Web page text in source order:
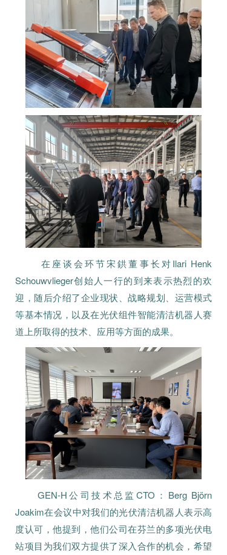
在座谈会环节宋鉷董事长对Ilari Henk
Schouwvlieger创始人一行的到来表示热烈的欢
迎，随后介绍了企业现状、战略规划、运营模式
等基本情况，以及在光伏组件智能清洁机器人赛
道上所取得的技术、应用等方面的成果。
GEN-H公司技术总监CTO：Berg Björn
Joakim在会议中对我们的光伏清洁机器人表示高
度认可，他提到，他们公司在芬兰的多项光伏电
站项目为我们双方提供了深入合作的机会，希望